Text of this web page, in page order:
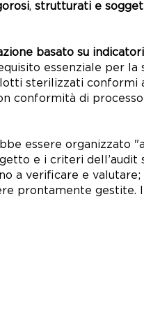
, strutturati e
basato su
essenziale per la
lotti sterilizzati
conformità di
essere organizzato
e i criteri dell’audit
a verificare e valutare;
prontamente gestite.